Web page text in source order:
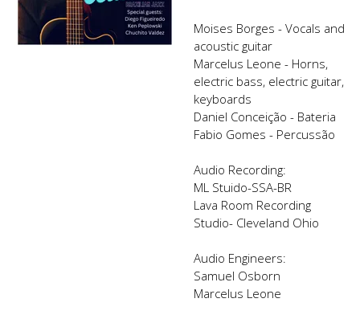
Moises Borges - Vocals and
acoustic guitar
Marcelus Leone - Horns,
electric bass, electric guitar,
keyboards
Daniel Conceição - Bateria
Fabio Gomes - Percussão
Audio Recording:
ML Stuido-SSA-BR
Lava Room Recording
Studio- Cleveland Ohio
Audio Engineers:
Samuel Osborn
Marcelus Leone